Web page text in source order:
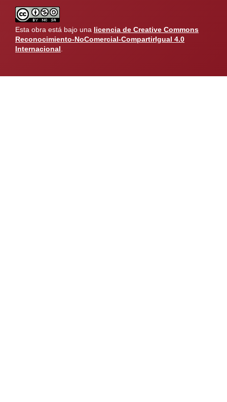
Esta obra está bajo una licencia de Creative Commons
Reconocimiento-NoComercial-CompartirIgual 4.0
Internacional